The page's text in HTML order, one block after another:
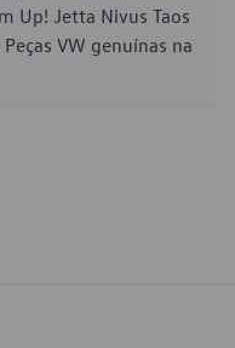
Up! Jetta Nivus Taos
VW genuínas na